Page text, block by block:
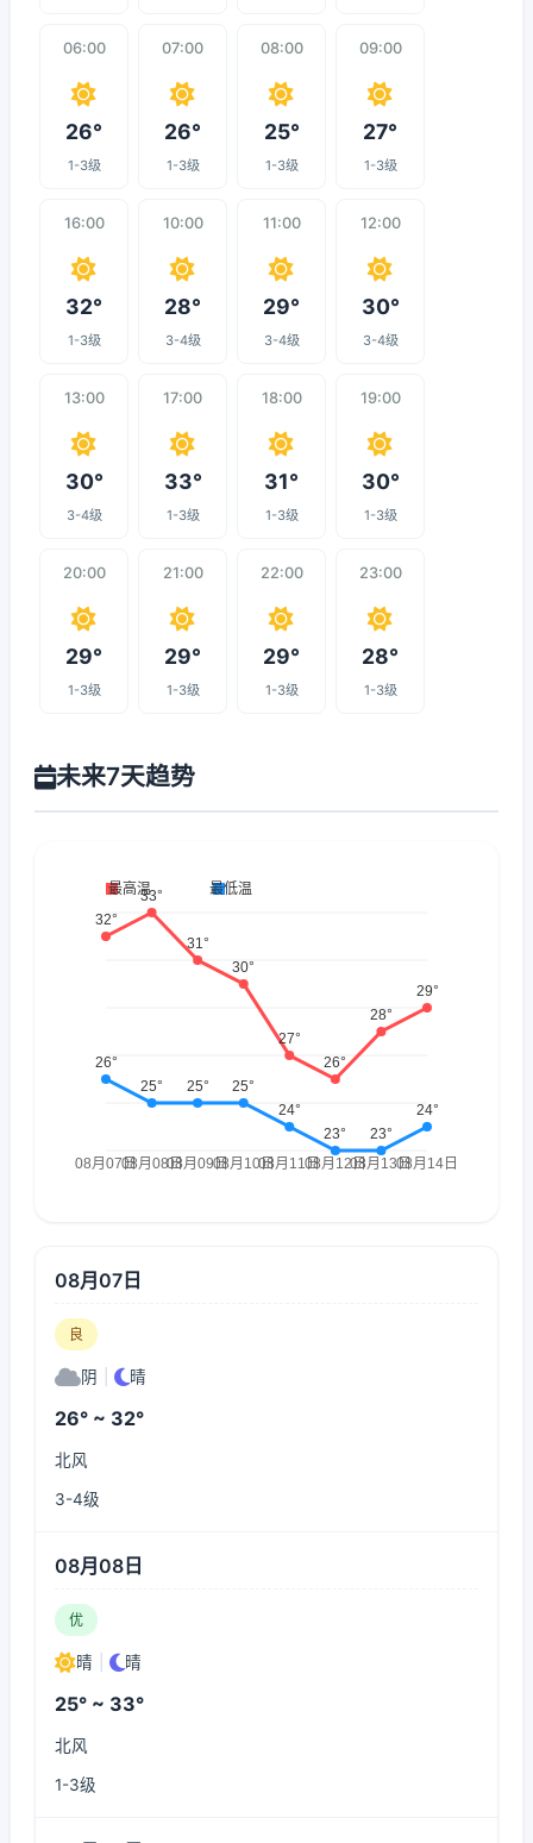
06:00
26°
1-3级
07:00
26°
1-3级
08:00
25°
1-3级
09:00
27°
1-3级
16:00
32°
1-3级
10:00
28°
3-4级
11:00
29°
3-4级
12:00
30°
3-4级
13:00
30°
3-4级
17:00
33°
1-3级
18:00
31°
1-3级
19:00
30°
1-3级
20:00
29°
1-3级
21:00
29°
1-3级
22:00
29°
1-3级
23:00
28°
1-3级
未来7天趋势
08月07日
良
阴 晴
26° ~ 32°
北风
3-4级
08月08日
优
晴 晴
25° ~ 33°
北风
1-3级